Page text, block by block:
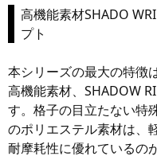
高機能素材SHADO
プト
本シリーズの最大の特徴
高機能素材、SHADOW
す。格子の目立たない特
のポリエステル素材は、
耐摩耗性に優れているの